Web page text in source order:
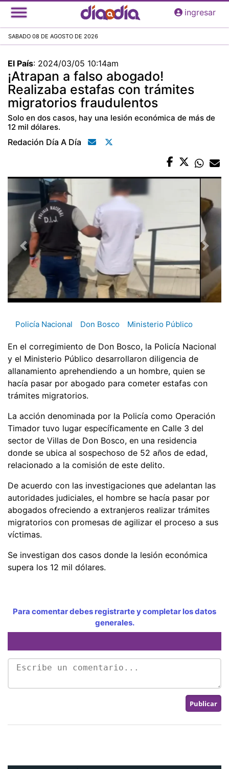
Pasar
al
principal
ingresar
SABADO 08 DE AGOSTO DE 2026
El País: 2024/03/05 10:14am
¡Atrapan a falso abogado!
Realizaba estafas con trámites
migratorios fraudulentos
Solo en dos casos, hay una lesión económica de más de
12 mil dólares.
Redación Día A Día
Policía Nacional Don Bosco Ministerio Público
En el corregimiento de Don Bosco, la Policía Nacional
y el Ministerio Público desarrollaron diligencia de
allanamiento aprehendiendo a un hombre, quien se
hacía pasar por abogado para cometer estafas con
trámites migratorios.
La acción denominada por la Policía como Operación
Timador tuvo lugar específicamente en Calle 3 del
sector de Villas de Don Bosco, en una residencia
donde se ubica al sospechoso de 52 años de edad,
relacionado a la comisión de este delito.
De acuerdo con las investigaciones que adelantan las
autoridades judiciales, el hombre se hacía pasar por
abogados ofreciendo a extranjeros realizar trámites
migratorios con promesas de agilizar el proceso a sus
víctimas.
Se investigan dos casos donde la lesión económica
supera los 12 mil dólares.
Para comentar debes registrarte y completar los datos
generales.